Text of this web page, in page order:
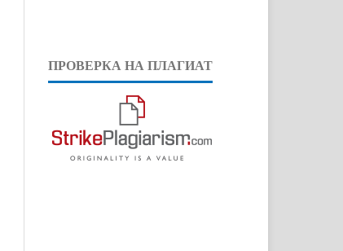
ПРОВЕРКА НА ПЛАГИАТ